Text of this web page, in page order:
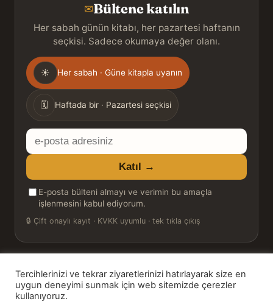
✉Bültene katılın
Her sabah günün kitabı, her pazartesi haftanın
seçkisi. Sadece okumaya değer olanı.
Gönderim
sıklığı
☀ Her sabah · Güne kitapla uyanın
🗓 Haftada bir · Pazartesi seçkisi
E-
posta
adresiniz
Katıl →
E-posta bülteni almayı ve verimin bu amaçla
işlenmesini kabul ediyorum.
🔒 Çift onaylı kayıt · KVKK uyumlu · tek tıkla çıkış
© 2026 Bookinton — Türkiye’nin Kitap Platformu
HT Book Review — webmaster: Hakan Turgay
Tercihlerinizi ve tekrar ziyaretlerinizi hatırlayarak size en
uygun deneyimi sunmak için web sitemizde çerezler
kullanıyoruz.